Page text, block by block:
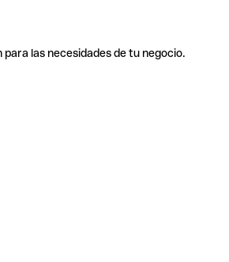
las necesidades de tu negocio.